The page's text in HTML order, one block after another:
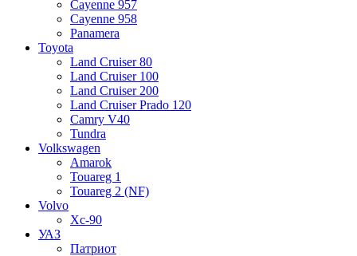
Cayenne 957
Cayenne 958
Panamera
Toyota
Land Cruiser 80
Land Cruiser 100
Land Cruiser 200
Land Cruiser Prado 120
Camry V40
Tundra
Volkswagen
Amarok
Touareg 1
Touareg 2 (NF)
Volvo
Xc-90
УАЗ
Патриот